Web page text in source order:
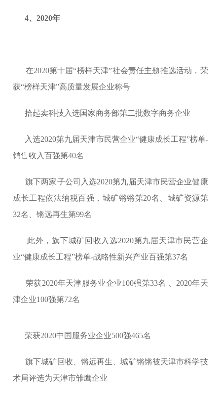
4、2020年
在2020第十届“榜样天津”社会责任主题推选活动，荣
获“榜样天津”高质量发展企业称号
拾起卖科技入选国家商务部第二批数字商务企业
入选2020第九届天津市民营企业“健康成长工程”榜单-
销售收入百强第40名
旗下两家子公司入选2020第九届天津市民营企业健康
成长工程依法纳税百强，城矿锵锵第20名、城矿资源第
32名、锵远再生第99名
此外，旗下城矿回收入选2020第九届天津市民营企
业“健康成长工程”榜单-战略性新兴产业百强第37名
荣获2020年天津服务业企业100强第33名 、2020年天
津企业100强第72名
荣获2020中国服务业企业500强465名
旗下城矿回收、锵远再生、城矿锵锵被天津市科学技
术局评选为天津市雏鹰企业